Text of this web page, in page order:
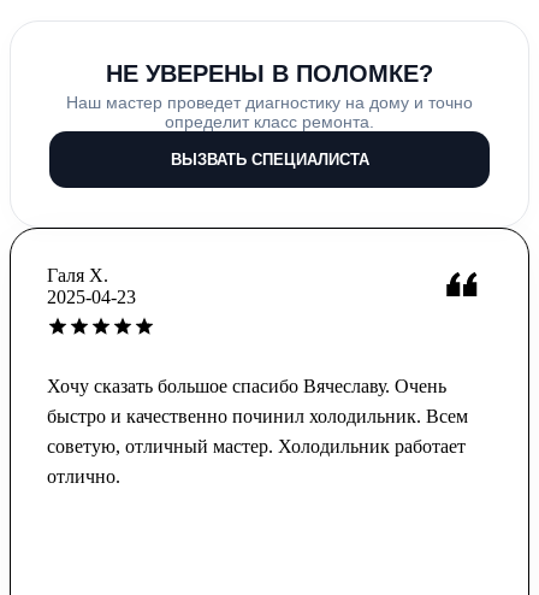
НЕ УВЕРЕНЫ В ПОЛОМКЕ?
Наш мастер проведет диагностику на дому и точно
определит класс ремонта.
ВЫЗВАТЬ СПЕЦИАЛИСТА
Галя Х.
2025-04-23
Хочу сказать большое спасибо Вячеславу. Очень
быстро и качественно починил холодильник. Всем
советую, отличный мастер. Холодильник работает
отлично.